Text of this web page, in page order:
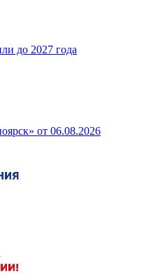
до 2027 года
от 06.08.2026